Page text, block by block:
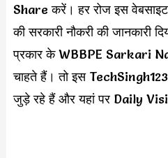
Share करें। हर रोज इस
की सरकारी नौकरी की जानकारी
प्रकार के WBBPE Sarkari
चाहते हैं। तो इस
जुड़े रहे हैं और यहां पर Daily